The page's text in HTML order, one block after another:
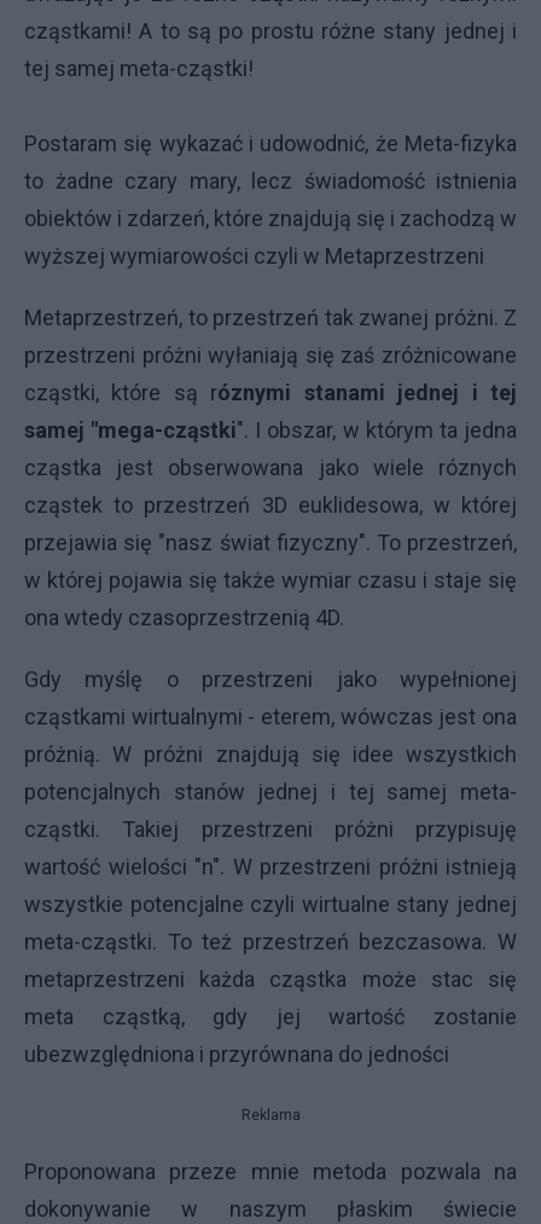
cząstkami! A to są po prostu różne stany jednej i
tej samej meta-cząstki!
Postaram się wykazać i udowodnić, że Meta-fizyka
to żadne czary mary, lecz świadomość istnienia
obiektów i zdarzeń, które znajdują się i zachodzą w
wyższej wymiarowości czyli w Metaprzestrzeni
Metaprzestrzeń, to przestrzeń tak zwanej próżni. Z
przestrzeni próżni wyłaniają się zaś zróżnicowane
cząstki, które są róznymi stanami jednej i tej
samej "mega-cząstki". I obszar, w którym ta jedna
cząstka jest obserwowana jako wiele róznych
cząstek to przestrzeń 3D euklidesowa, w której
przejawia się "nasz świat fizyczny". To przestrzeń,
w której pojawia się także wymiar czasu i staje się
ona wtedy czasoprzestrzenią 4D.
Gdy myślę o przestrzeni jako wypełnionej
cząstkami wirtualnymi - eterem, wówczas jest ona
próżnią. W próżni znajdują się idee wszystkich
potencjalnych stanów jednej i tej samej meta-
cząstki. Takiej przestrzeni próżni przypisuję
wartość wielości "n". W przestrzeni próżni istnieją
wszystkie potencjalne czyli wirtualne stany jednej
meta-cząstki. To też przestrzeń bezczasowa. W
metaprzestrzeni każda cząstka może stac się
meta cząstką, gdy jej wartość zostanie
ubezwzględniona i przyrównana do jedności
Reklama
Proponowana przeze mnie metoda pozwala na
dokonywanie w naszym płaskim świecie